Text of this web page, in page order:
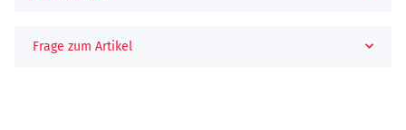
Frage zum Artikel